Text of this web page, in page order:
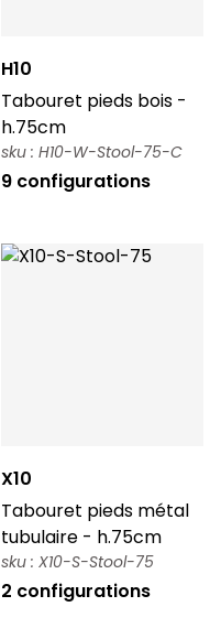
H10
Tabouret pieds bois -
h.75cm
sku : H10-W-Stool-75-C
9 configurations
X10
Tabouret pieds métal
tubulaire - h.75cm
sku : X10-S-Stool-75
2 configurations